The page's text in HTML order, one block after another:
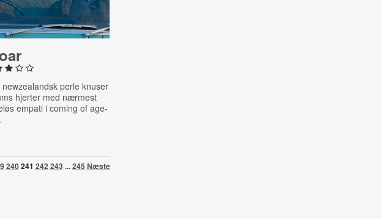
newzealandsk perle knuser
hjerter med nærmest
empati i coming of age-
240241 242 243 ...245 Næste